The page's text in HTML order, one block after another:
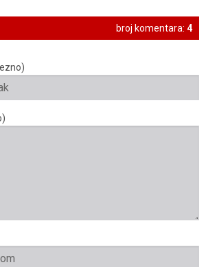
broj komentara: 4